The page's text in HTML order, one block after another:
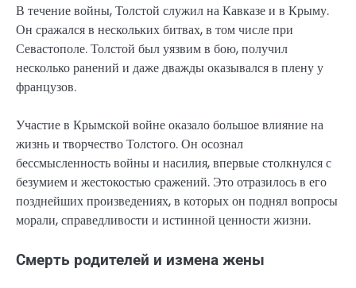
В течение войны, Толстой служил на Кавказе и в Крыму.
Он сражался в нескольких битвах, в том числе при
Севастополе. Толстой был уязвим в бою, получил
несколько ранений и даже дважды оказывался в плену у
французов.
Участие в Крымской войне оказало большое влияние на
жизнь и творчество Толстого. Он осознал
бессмысленность войны и насилия, впервые столкнулся с
безумием и жестокостью сражений. Это отразилось в его
позднейших произведениях, в которых он поднял вопросы
морали, справедливости и истинной ценности жизни.
Смерть родителей и измена жены